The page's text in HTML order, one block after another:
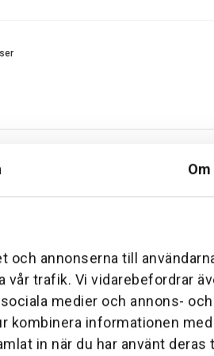
Om
och annonserna till
trafik. Vi vidarebefordrar
medier och annons- och
kombinera informationen med
in när du har använt deras